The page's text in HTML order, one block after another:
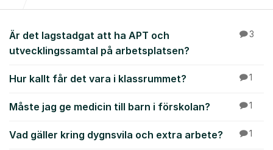
Arbetsmiljö
Är det lagstadgat att ha APT och
utvecklingssamtal på arbetsplatsen?
3
Hur kallt får det vara i klassrummet? 1
Måste jag ge medicin till barn i förskolan? 1
Vad gäller kring dygnsvila och extra arbete? 1